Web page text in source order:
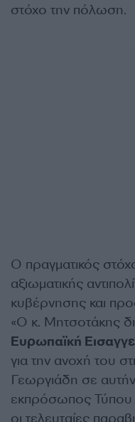
στόχο την πόλωση.
Ο πραγματικός
αξιωματικής
κυβέρνησης και
«Ο κ. Μητσοτάκης
Ευρωπαϊκή
για την ανοχή του
Γεωργιάδη σε
εκπρόσωπος Τύπου
οι τελευταίες